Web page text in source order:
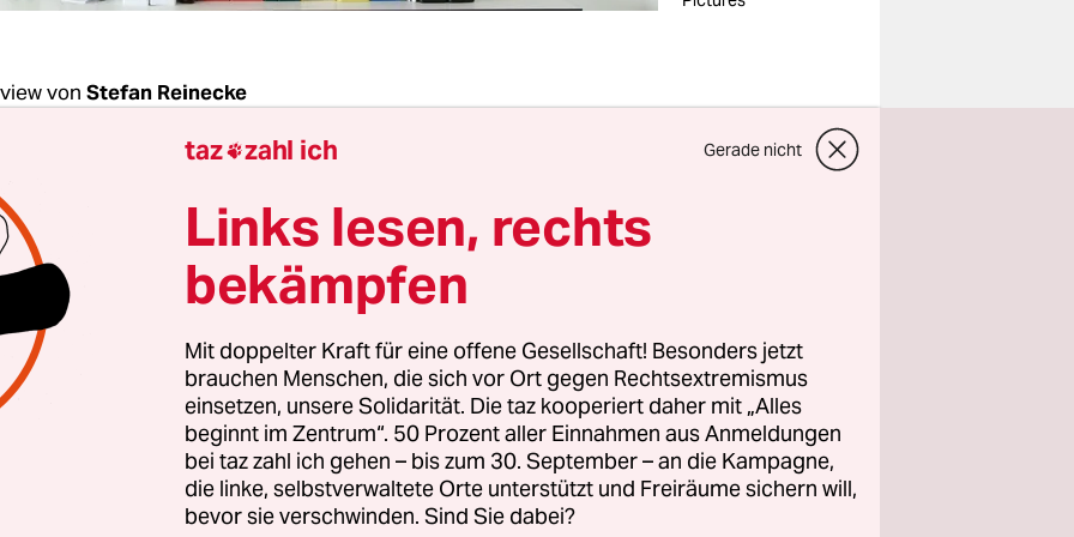
von Stefan Reinecke
ist es schwierig, Jäger zu filmen?
Jäger sind extrem misstrauisch. Ich habe schon
gedreht, aber noch nie so viele – auch sehr unhöfliche
Jäger davon ausgehen, dass Medien negativ über sie
war ein weiter Weg, ehe einige verstanden, dass ich mir
taz zahl ich Gerade nicht
Links lesen, rechts
bekämpfen
Mit doppelter Kraft für eine offene Gesellschaft! Besonders jetzt
brauchen Menschen, die sich vor Ort gegen Rechtsextremismus
einsetzen, unsere Solidarität. Die taz kooperiert daher mit „Alles
beginnt im Zentrum“. 50 Prozent aller Einnahmen aus Anmeldungen
bei taz zahl ich gehen – bis zum 30. September – an die Kampagne,
die linke, selbstverwaltete Orte unterstützt und Freiräume sichern will,
bevor sie verschwinden. Sind Sie dabei?